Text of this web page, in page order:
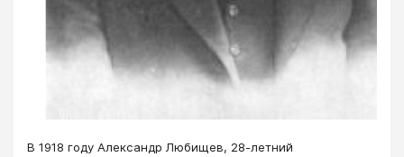
В 1918 году Александр Любищев, 28-летний